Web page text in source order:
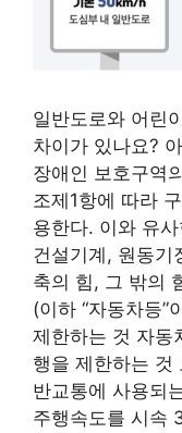
일반도로와 어린
차이가 있나요?
장애인 보호구역
조제1항에 따라
용한다. 이와 유
건설기계, 원동기
축의 힘, 그 밖의
(이하 “자동차등”
제한하는 것 자동
행을 제한하는 것
반교통에 사용되
주행속도를 시속